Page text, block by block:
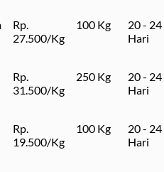
Rp.
27.500/Kg
100 Kg
20 - 24
Hari
Rp.
31.500/Kg
250 Kg
20 - 24
Hari
Rp.
19.500/Kg
100 Kg
20 - 24
Hari